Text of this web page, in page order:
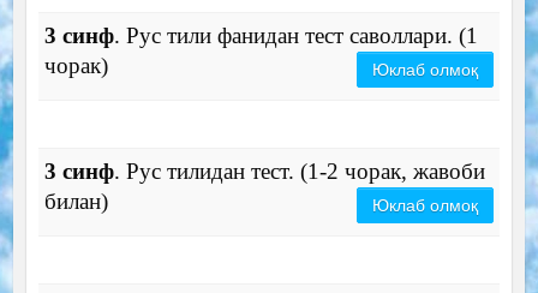
3 синф. Рус тили фанидан тест саволлари. (1
чорак)
Юклаб олмоқ
3 синф. Рус тилидан тест. (1-2 чорак, жавоби
билан)
Юклаб олмоқ